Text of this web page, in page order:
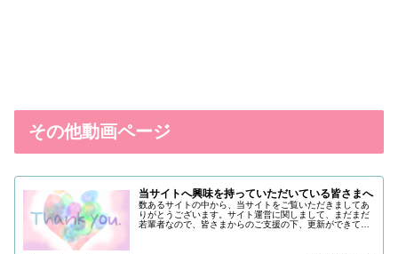
その他動画ページ
当サイトへ興味を持っていただいている皆さまへ
数あるサイトの中から、当サイトをご覧いただきましてあ
りがとうございます。サイト運営に関しまして、まだまだ
若輩者なので、皆さまからのご支援の下、更新ができてい